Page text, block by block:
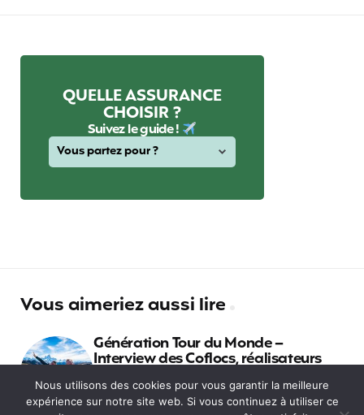
QUELLE ASSURANCE
CHOISIR ?
Suivez le guide !
Vous aimeriez aussi lire
Génération Tour du Monde –
Interview des Coflocs, réalisateurs
Nous utilisons des cookies pour vous garantir la meilleure
expérience sur notre site web. Si vous continuez à utiliser ce